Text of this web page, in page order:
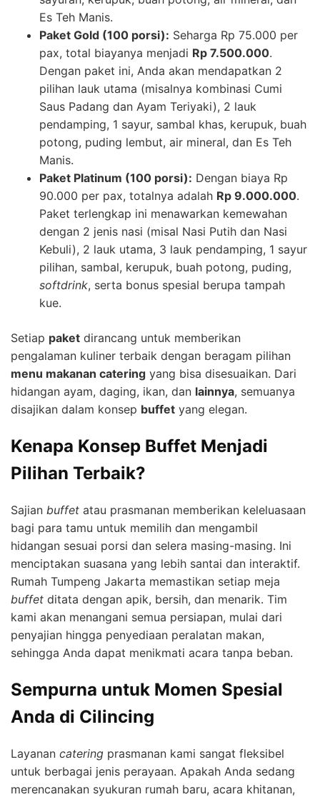
Es Teh Manis.
Paket Gold (100 porsi): Seharga Rp 75.000 per
pax, total biayanya menjadi Rp 7.500.000.
Dengan paket ini, Anda akan mendapatkan 2
pilihan lauk utama (misalnya kombinasi Cumi
Saus Padang dan Ayam Teriyaki), 2 lauk
pendamping, 1 sayur, sambal khas, kerupuk, buah
potong, puding lembut, air mineral, dan Es Teh
Manis.
Paket Platinum (100 porsi): Dengan biaya Rp
90.000 per pax, totalnya adalah Rp 9.000.000.
Paket terlengkap ini menawarkan kemewahan
dengan 2 jenis nasi (misal Nasi Putih dan Nasi
Kebuli), 2 lauk utama, 3 lauk pendamping, 1 sayur
pilihan, sambal, kerupuk, buah potong, puding,
softdrink, serta bonus spesial berupa tampah
kue.
Setiap paket dirancang untuk memberikan
pengalaman kuliner terbaik dengan beragam pilihan
menu makanan catering yang bisa disesuaikan. Dari
hidangan ayam, daging, ikan, dan lainnya, semuanya
disajikan dalam konsep buffet yang elegan.
Kenapa Konsep Buffet Menjadi
Pilihan Terbaik?
Sajian buffet atau prasmanan memberikan keleluasaan
bagi para tamu untuk memilih dan mengambil
hidangan sesuai porsi dan selera masing-masing. Ini
menciptakan suasana yang lebih santai dan interaktif.
Rumah Tumpeng Jakarta memastikan setiap meja
buffet ditata dengan apik, bersih, dan menarik. Tim
kami akan menangani semua persiapan, mulai dari
penyajian hingga penyediaan peralatan makan,
sehingga Anda dapat menikmati acara tanpa beban.
Sempurna untuk Momen Spesial
Anda di Cilincing
Layanan catering prasmanan kami sangat fleksibel
untuk berbagai jenis perayaan. Apakah Anda sedang
merencanakan syukuran rumah baru, acara khitanan,